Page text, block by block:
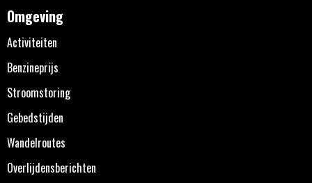
Omgeving
Activiteiten
Benzineprijs
Stroomstoring
Gebedstijden
Wandelroutes
Overlijdensberichten